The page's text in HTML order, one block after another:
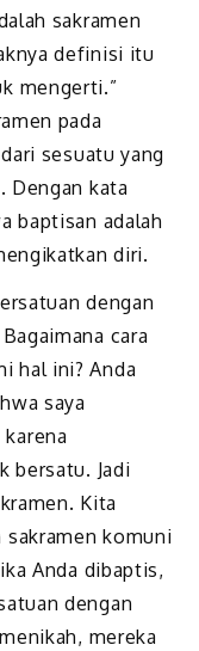
sakramen
definisi itu
mengerti.”
pada
sesuatu yang
Dengan kata
baptisan adalah
diri.
dengan
cara
hal ini? Anda
saya
bersatu. Jadi
Kita
komuni
Anda dibaptis,
dengan
mereka